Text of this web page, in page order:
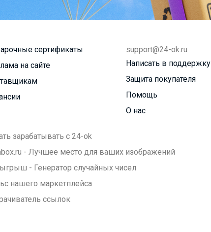
сертификаты
на сайте
support@24-ok.ru
Написать в поддержку
Защита покупателя
Помощь
О нас
зарабатывать с 24-ok
- Лучшее место для ваших изображений
- Генератор случайных чисел
нашего маркетплейса
ссылок